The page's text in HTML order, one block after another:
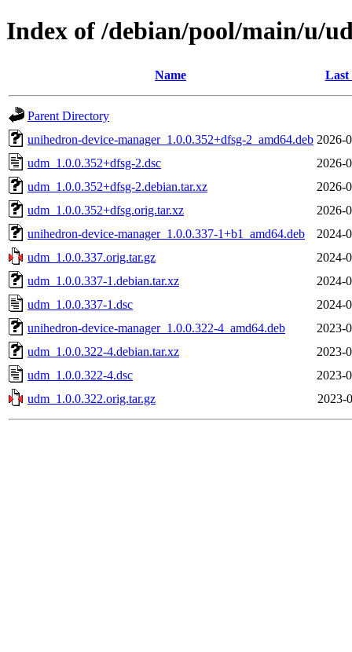
Index of /debian/pool/main/u/
Name Last
Parent Directory
unihedron-device-manager_1.0.0.352+dfsg-2_amd64.deb 2026-
udm_1.0.0.352+dfsg-2.dsc
2026-
udm_1.0.0.352+dfsg-2.debian.tar.xz
2026-
udm_1.0.0.352+dfsg.orig.tar.xz
2026-
unihedron-device-manager_1.0.0.337-1+b1_amd64.deb
2024-
udm_1.0.0.337.orig.tar.gz
2024-
udm_1.0.0.337-1.debian.tar.xz
2024-
udm_1.0.0.337-1.dsc
2024-
unihedron-device-manager_1.0.0.322-4_amd64.deb
2023-
udm_1.0.0.322-4.debian.tar.xz
2023-
udm_1.0.0.322-4.dsc
2023-
udm_1.0.0.322.orig.tar.gz
2023-